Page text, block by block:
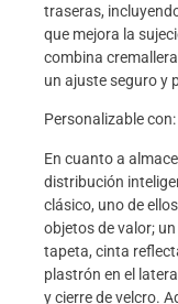
traseras,
que mejora la
combina
un ajuste seguro y
Personalizable
En cuanto a
distribución
clásico, uno de
objetos de valor;
tapeta, cinta
plastrón en el
y cierre de velcro.